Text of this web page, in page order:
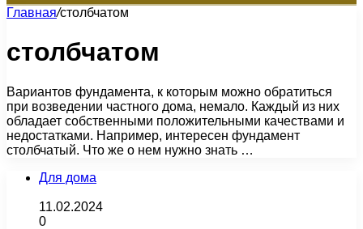
Главная/столбчатом
столбчатом
Вариантов фундамента, к которым можно обратиться
при возведении частного дома, немало. Каждый из них
обладает собственными положительными качествами и
недостатками. Например, интересен фундамент
столбчатый. Что же о нем нужно знать …
Для дома
11.02.2024
0